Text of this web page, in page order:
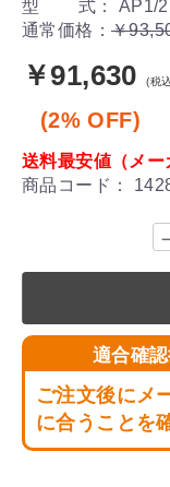
型 式： AP1/2
通常価格： ￥
￥91,630 (税
(2% OFF)
送料最安値（メー
商品コード：
適合確
ご注文後にメ
に合うことを